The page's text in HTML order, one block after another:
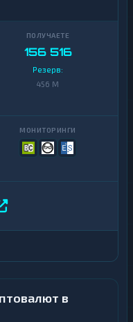
156 516
Резерв:
456 M
в